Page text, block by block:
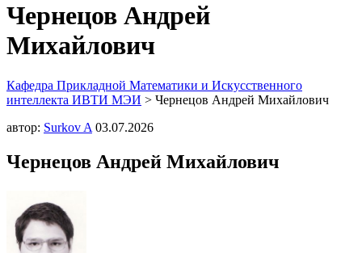
Чернецов Андрей
Михайлович
Кафедра Прикладной Математики и Искусственного
интеллекта ИВТИ МЭИ > Чернецов Андрей Михайлович
автор: Surkov A 03.07.2026
Чернецов Андрей Михайлович